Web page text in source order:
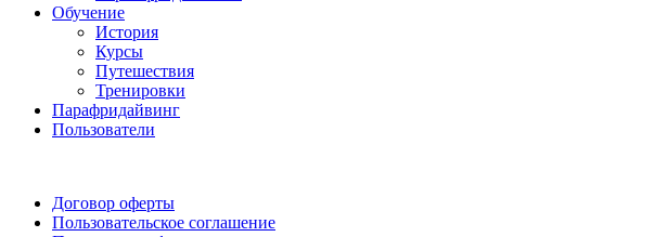
Обучение
История
Курсы
Путешествия
Тренировки
Парафридайвинг
Пользователи
Договор оферты
Пользовательское соглашение